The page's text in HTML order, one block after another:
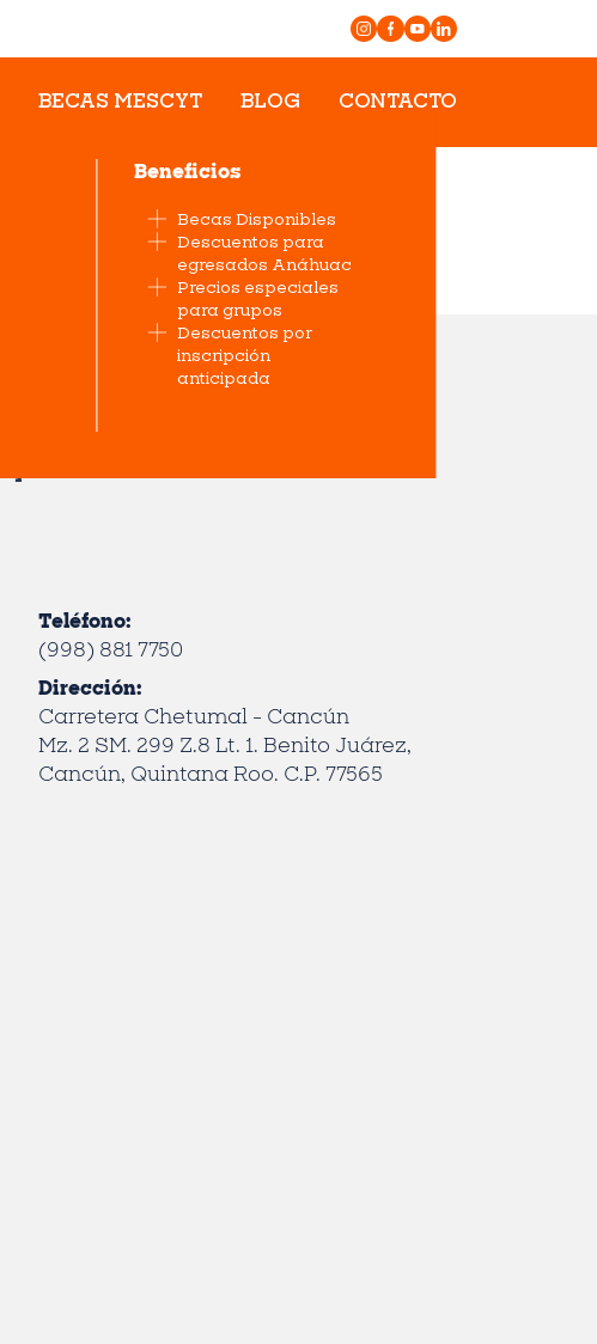
BECAS MESCYT BLOG CONTACTO
Beneficios
Becas Disponibles
Descuentos para
egresados Anáhuac
Precios especiales
para grupos
Descuentos por
inscripción
anticipada
Teléfono:
(998) 881 7750
Dirección:
Carretera Chetumal - Cancún
Mz. 2 SM. 299 Z.8 Lt. 1. Benito Juárez,
Cancún, Quintana Roo. C.P. 77565